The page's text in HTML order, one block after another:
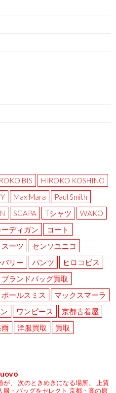
BIS
HIROKO KOSHINO
Max Mara
Paul Smith
SCAPA Tシャツ
WAKO
ーディガン
コート
スーツ
センソユニコ
リー パンツ
ヒロコビス
ブランドバッグ買取
ポールスミス
マックスマーラ
ワンピース
京都古着屋
雨 洋服買取
買取
、 次のときめきになる場所。
上質
服・バッグをセレクト 京都・高の原